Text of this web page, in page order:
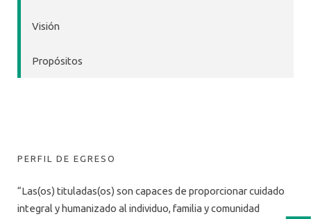
Visión
Propósitos
PERFIL DE EGRESO
“Las(os) tituladas(os) son capaces de proporcionar cuidado
integral y humanizado al individuo, familia y comunidad